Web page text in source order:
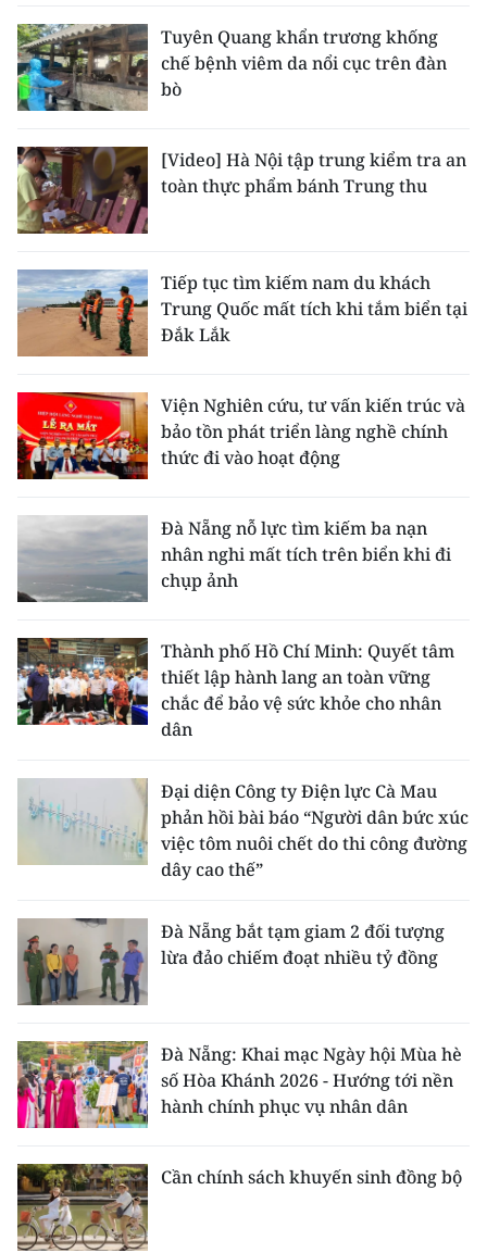
Tuyên Quang khẩn trương khống
chế bệnh viêm da nổi cục trên đàn
bò
[Video] Hà Nội tập trung kiểm tra an
toàn thực phẩm bánh Trung thu
Tiếp tục tìm kiếm nam du khách
Trung Quốc mất tích khi tắm biển tại
Đắk Lắk
Viện Nghiên cứu, tư vấn kiến trúc và
bảo tồn phát triển làng nghề chính
thức đi vào hoạt động
Đà Nẵng nỗ lực tìm kiếm ba nạn
nhân nghi mất tích trên biển khi đi
chụp ảnh
Thành phố Hồ Chí Minh: Quyết tâm
thiết lập hành lang an toàn vững
chắc để bảo vệ sức khỏe cho nhân
dân
Đại diện Công ty Điện lực Cà Mau
phản hồi bài báo “Người dân bức xúc
việc tôm nuôi chết do thi công đường
dây cao thế”
Đà Nẵng bắt tạm giam 2 đối tượng
lừa đảo chiếm đoạt nhiều tỷ đồng
Đà Nẵng: Khai mạc Ngày hội Mùa hè
số Hòa Khánh 2026 - Hướng tới nền
hành chính phục vụ nhân dân
Cần chính sách khuyến sinh đồng bộ